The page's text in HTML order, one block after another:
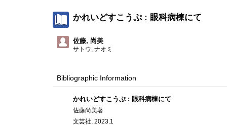
かれいどすこうぷ : 眼科病棟にて
佐藤, 尚美
サトウ, ナオミ
Bibliographic Information
かれいどすこうぷ : 眼科病棟にて
佐藤尚美著
文芸社, 2023.1